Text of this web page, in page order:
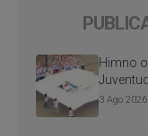
Himno
3 Ago 2026